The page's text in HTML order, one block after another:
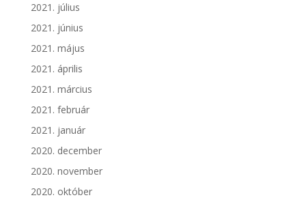
2021. július
2021. június
2021. május
2021. április
2021. március
2021. február
2021. január
2020. december
2020. november
2020. október